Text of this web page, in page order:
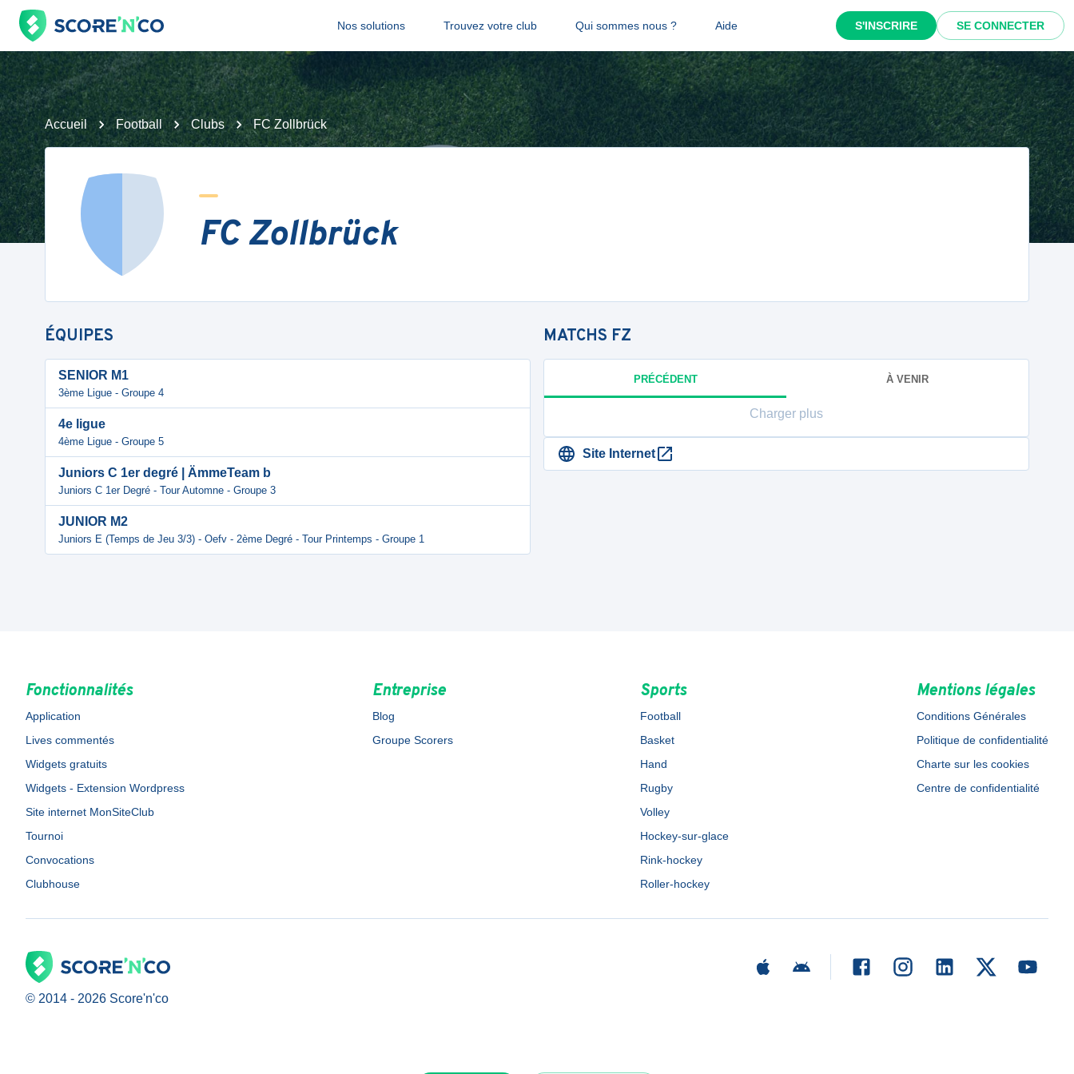
Nos solutions Trouvez votre club Qui sommes nous ? Aide S'INSCRIRE SE CONNECTER
Accueil Football Clubs FC Zollbrück
FC Zollbrück
ÉQUIPES
SENIOR M1
3ème Ligue - Groupe 4
4e ligue
4ème Ligue - Groupe 5
Juniors C 1er degré | ÄmmeTeam b
Juniors C 1er Degré - Tour Automne - Groupe 3
JUNIOR M2
Juniors E (Temps de Jeu 3/3) - Oefv - 2ème Degré - Tour Printemps - Groupe 1
MATCHS FZ
PRÉCÉDENT À VENIR
Charger plus
Site Internet
Fonctionnalités
Application
Lives commentés
Widgets gratuits
Widgets - Extension Wordpress
Site internet MonSiteClub
Tournoi
Convocations
Clubhouse
Entreprise
Blog
Groupe Scorers
Sports
Football
Basket
Hand
Rugby
Volley
Hockey-sur-glace
Rink-hockey
Roller-hockey
Mentions légales
Conditions Générales
Politique de confidentialité
Charte sur les cookies
Centre de confidentialité
© 2014 - 2026 Score'n'co